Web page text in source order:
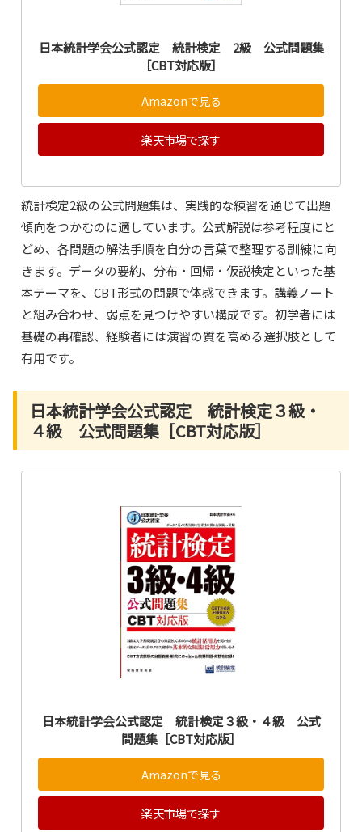
日本統計学会公式認定 統計検定 2級 公式問題集
［CBT対応版］
Amazonで見る
楽天市場で探す
統計検定2級の公式問題集は、実践的な練習を通じて出題
傾向をつかむのに適しています。公式解説は参考程度にと
どめ、各問題の解法手順を自分の言葉で整理する訓練に向
きます。データの要約、分布・回帰・仮説検定といった基
本テーマを、CBT形式の問題で体感できます。講義ノート
と組み合わせ、弱点を見つけやすい構成です。初学者には
基礎の再確認、経験者には演習の質を高める選択肢として
有用です。
日本統計学会公式認定 統計検定３級・
４級 公式問題集［CBT対応版］
日本統計学会公式認定 統計検定３級・４級 公式
問題集［CBT対応版］
Amazonで見る
楽天市場で探す